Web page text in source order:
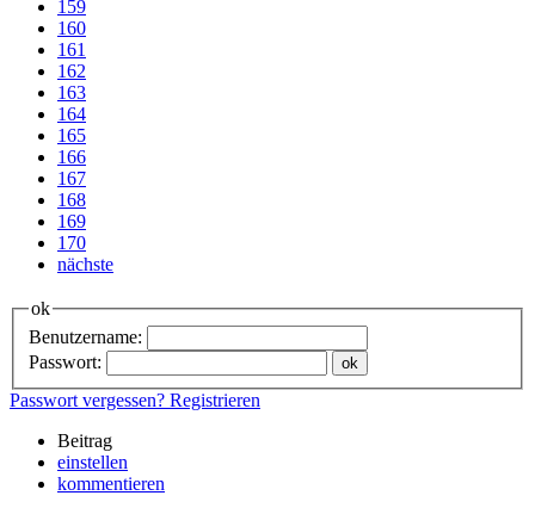
159
160
161
162
163
164
165
166
167
168
169
170
nächste
ok
Benutzername:
Passwort:
Passwort vergessen? Registrieren
Beitrag
einstellen
kommentieren